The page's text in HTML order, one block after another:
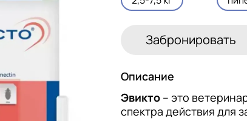
Забронировать
Описание
Эвикто – это
спектра действия для